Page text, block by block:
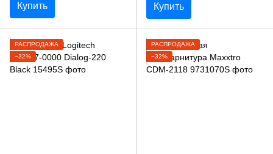
Купить Купить
РАСПРОДАЖА
−32%
РАСПРОДАЖА
−32%